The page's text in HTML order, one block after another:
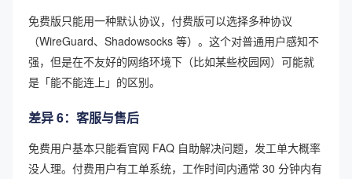
免费版只能用一种默认协议，付费版可以选择多种协议
（WireGuard、Shadowsocks 等）。这个对普通用户感知不
强，但是在不友好的网络环境下（比如某些校园网）可能就
是「能不能连上」的区别。
差异 6：客服与售后
免费用户基本只能看官网 FAQ 自助解决问题，发工单大概率
没人理。付费用户有工单系统，工作时间内通常 30 分钟内有